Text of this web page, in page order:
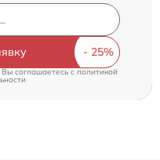
Вы соглашаетесь cполитикой